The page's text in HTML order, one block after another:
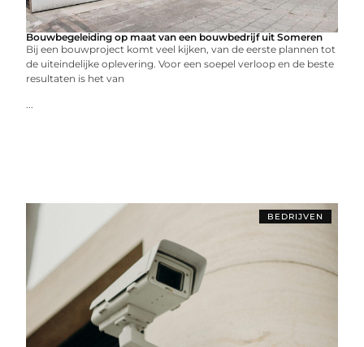
Bouwbegeleiding op maat van een bouwbedrijf uit Someren
Bij een bouwproject komt veel kijken, van de eerste plannen tot
de uiteindelijke oplevering. Voor een soepel verloop en de beste
resultaten is het van
...
BEDRIJVEN